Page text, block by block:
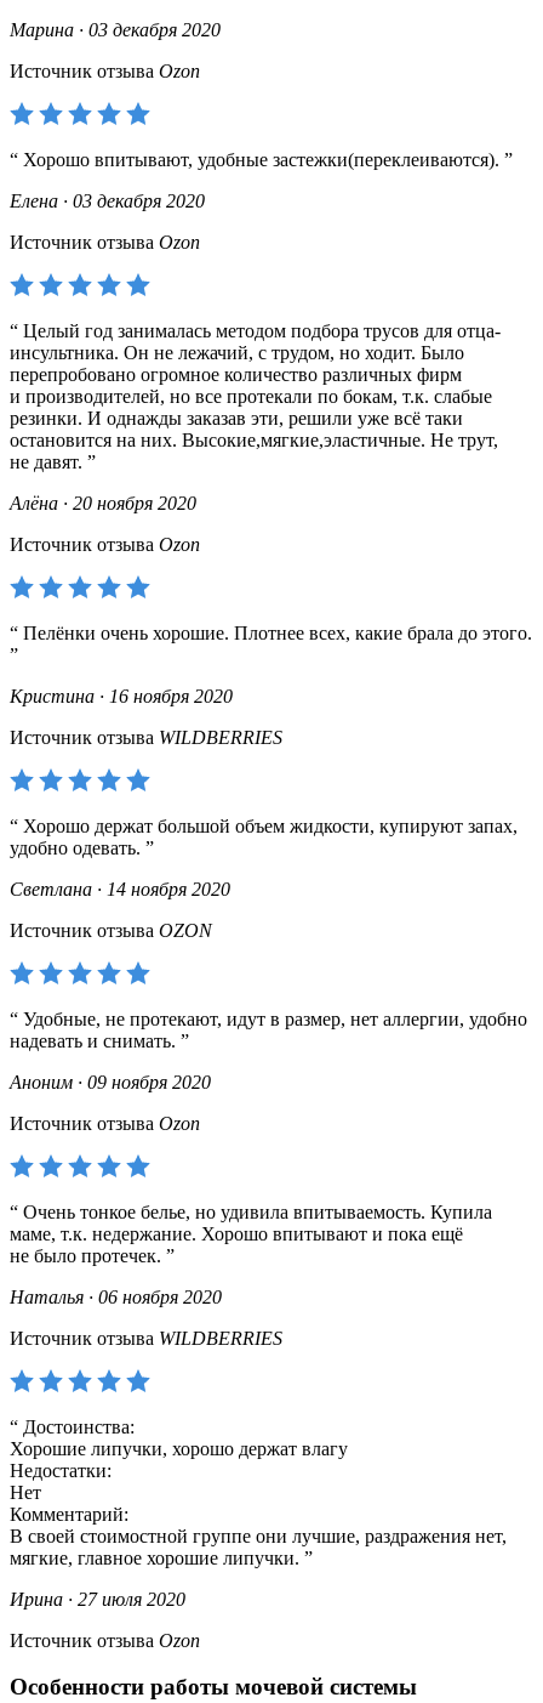
Марина · 03 декабря 2020
Источник отзыва Ozon
Хорошо впитывают, удобные застежки(переклеиваются).
Елена · 03 декабря 2020
Источник отзыва Ozon
Целый год занималась методом подбора трусов для отца-
инсультника. Он не лежачий, с трудом, но ходит. Было
перепробовано огромное количество различных фирм
и производителей, но все протекали по бокам, т.к. слабые
резинки. И однажды заказав эти, решили уже всё таки
остановится на них. Высокие,мягкие,эластичные. Не трут,
не давят.
Алёна · 20 ноября 2020
Источник отзыва Ozon
Пелёнки очень хорошие. Плотнее всех, какие брала до этого.
Кристина · 16 ноября 2020
Источник отзыва WILDBERRIES
Хорошо держат большой объем жидкости, купируют запах,
удобно одевать.
Светлана · 14 ноября 2020
Источник отзыва OZON
Удобные, не протекают, идут в размер, нет аллергии, удобно
надевать и снимать.
Аноним · 09 ноября 2020
Источник отзыва Ozon
Очень тонкое белье, но удивила впитываемость. Купила
маме, т.к. недержание. Хорошо впитывают и пока ещё
не было протечек.
Наталья · 06 ноября 2020
Источник отзыва WILDBERRIES
Достоинства:
Хорошие липучки, хорошо держат влагу
Недостатки:
Нет
Комментарий:
В своей стоимостной группе они лучшие, раздражения нет,
мягкие, главное хорошие липучки.
Ирина · 27 июля 2020
Источник отзыва Ozon
Особенности работы мочевой системы